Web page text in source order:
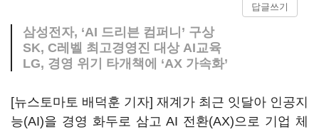
답글쓰기
삼성전자, ‘AI 드리븐 컴퍼니’ 구상
SK, C레벨 최고경영진 대상 AI교육
LG, 경영 위기 타개책에 ‘AX 가속화’
[뉴스토마토 배덕훈 기자] 재계가 최근 잇달아 인공지
능(AI)을 경영 화두로 삼고 AI 전환(AX)으로 기업 체